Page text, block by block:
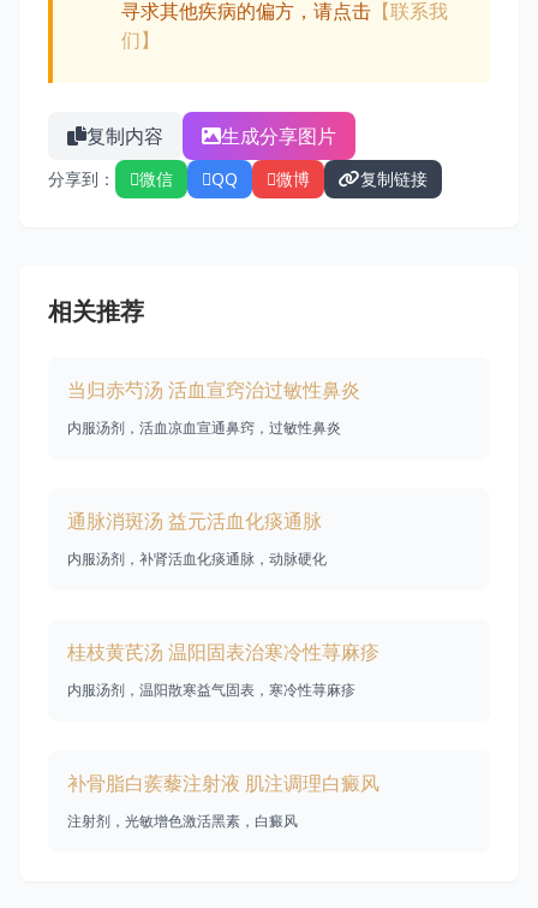
寻求其他疾病的偏方，请点击 【联系我
们】
复制内容 生成分享图片
分享到： 微信 QQ 微博 复制链接
相关推荐
当归赤芍汤 活血宣窍治过敏性鼻炎
内服汤剂，活血凉血宣通鼻窍，过敏性鼻炎
通脉消斑汤 益元活血化痰通脉
内服汤剂，补肾活血化痰通脉，动脉硬化
桂枝黄芪汤 温阳固表治寒冷性荨麻疹
内服汤剂，温阳散寒益气固表，寒冷性荨麻疹
补骨脂白蒺藜注射液 肌注调理白癜风
注射剂，光敏增色激活黑素，白癜风